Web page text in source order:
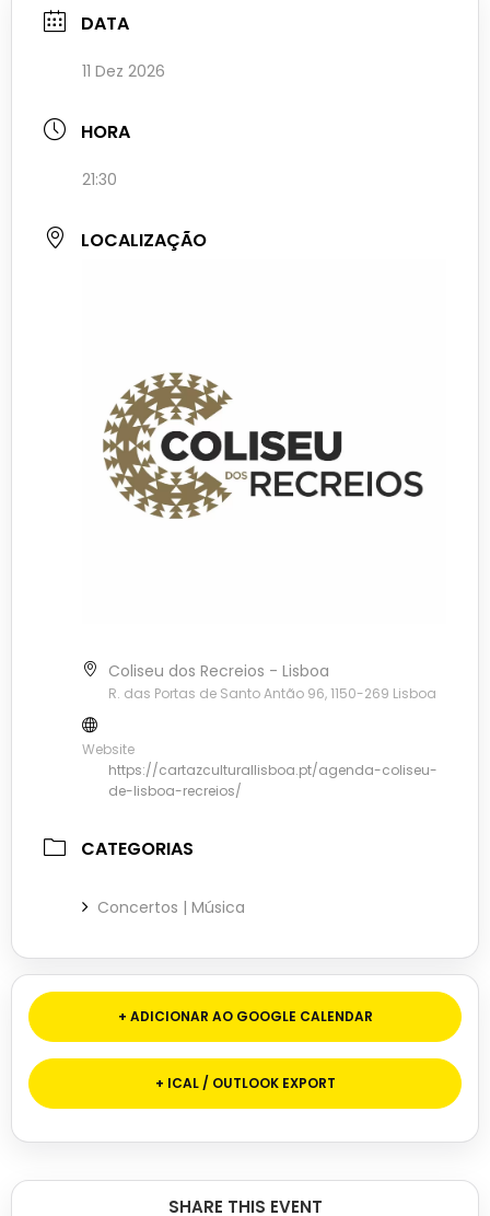
DATA
11 Dez 2026
HORA
21:30
LOCALIZAÇÃO
Coliseu dos Recreios - Lisboa
R. das Portas de Santo Antão 96, 1150-269 Lisboa
Website
https://cartazculturallisboa.pt/agenda-coliseu-
de-lisboa-recreios/
CATEGORIAS
Concertos | Música
+ ADICIONAR AO GOOGLE CALENDAR
+ ICAL / OUTLOOK EXPORT
SHARE THIS EVENT